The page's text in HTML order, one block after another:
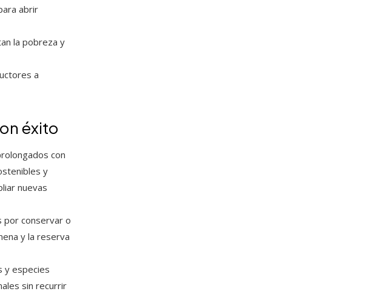
abrir
la pobreza y
a
éxito
con
y
nuevas
por conservar o
y la reserva
y especies
sin recurrir